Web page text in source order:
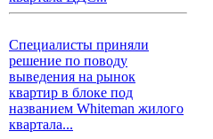
Специалисты приняли
решение по поводу
выведения на рынок
квартир в блоке под
названием Whiteman жилого
квартала...